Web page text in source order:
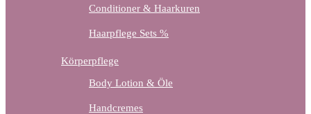
Conditioner & Haarkuren
Haarpflege Sets %
Körperpflege
Body Lotion & Öle
Handcremes